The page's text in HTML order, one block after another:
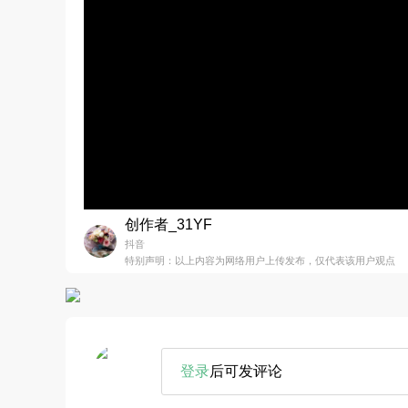
创作者_31YF
抖音
特别声明：以上内容为网络用户上传发布，仅代表该用户观点
登录后可发评论